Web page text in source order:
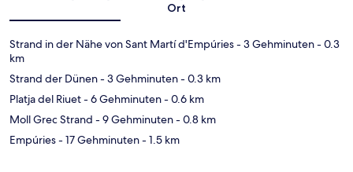
Ort
Strand in der Nähe von Sant Martí d'Empúries- 3 Gehminuten- 0.3
km
Strand der Dünen- 3 Gehminuten- 0.3 km
Platja del Riuet- 6 Gehminuten- 0.6 km
Moll Grec Strand - 9 Gehminuten- 0.8 km
Empúries- 17 Gehminuten- 1.5 km